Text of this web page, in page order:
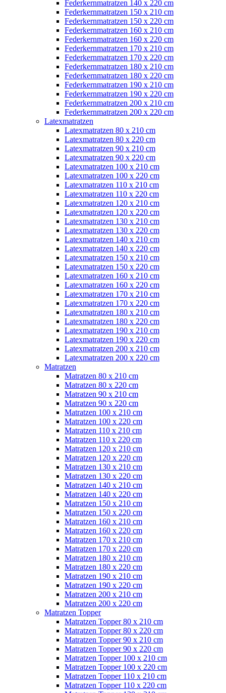
Federkernmatratzen 140 x 220 cm
Federkernmatratzen 150 x 210 cm
Federkernmatratzen 150 x 220 cm
Federkernmatratzen 160 x 210 cm
Federkernmatratzen 160 x 220 cm
Federkernmatratzen 170 x 210 cm
Federkernmatratzen 170 x 220 cm
Federkernmatratzen 180 x 210 cm
Federkernmatratzen 180 x 220 cm
Federkernmatratzen 190 x 210 cm
Federkernmatratzen 190 x 220 cm
Federkernmatratzen 200 x 210 cm
Federkernmatratzen 200 x 220 cm
Latexmatratzen
Latexmatratzen 80 x 210 cm
Latexmatratzen 80 x 220 cm
Latexmatratzen 90 x 210 cm
Latexmatratzen 90 x 220 cm
Latexmatratzen 100 x 210 cm
Latexmatratzen 100 x 220 cm
Latexmatratzen 110 x 210 cm
Latexmatratzen 110 x 220 cm
Latexmatratzen 120 x 210 cm
Latexmatratzen 120 x 220 cm
Latexmatratzen 130 x 210 cm
Latexmatratzen 130 x 220 cm
Latexmatratzen 140 x 210 cm
Latexmatratzen 140 x 220 cm
Latexmatratzen 150 x 210 cm
Latexmatratzen 150 x 220 cm
Latexmatratzen 160 x 210 cm
Latexmatratzen 160 x 220 cm
Latexmatratzen 170 x 210 cm
Latexmatratzen 170 x 220 cm
Latexmatratzen 180 x 210 cm
Latexmatratzen 180 x 220 cm
Latexmatratzen 190 x 210 cm
Latexmatratzen 190 x 220 cm
Latexmatratzen 200 x 210 cm
Latexmatratzen 200 x 220 cm
Matratzen
Matratzen 80 x 210 cm
Matratzen 80 x 220 cm
Matratzen 90 x 210 cm
Matratzen 90 x 220 cm
Matratzen 100 x 210 cm
Matratzen 100 x 220 cm
Matratzen 110 x 210 cm
Matratzen 110 x 220 cm
Matratzen 120 x 210 cm
Matratzen 120 x 220 cm
Matratzen 130 x 210 cm
Matratzen 130 x 220 cm
Matratzen 140 x 210 cm
Matratzen 140 x 220 cm
Matratzen 150 x 210 cm
Matratzen 150 x 220 cm
Matratzen 160 x 210 cm
Matratzen 160 x 220 cm
Matratzen 170 x 210 cm
Matratzen 170 x 220 cm
Matratzen 180 x 210 cm
Matratzen 180 x 220 cm
Matratzen 190 x 210 cm
Matratzen 190 x 220 cm
Matratzen 200 x 210 cm
Matratzen 200 x 220 cm
Matratzen Topper
Matratzen Topper 80 x 210 cm
Matratzen Topper 80 x 220 cm
Matratzen Topper 90 x 210 cm
Matratzen Topper 90 x 220 cm
Matratzen Topper 100 x 210 cm
Matratzen Topper 100 x 220 cm
Matratzen Topper 110 x 210 cm
Matratzen Topper 110 x 220 cm